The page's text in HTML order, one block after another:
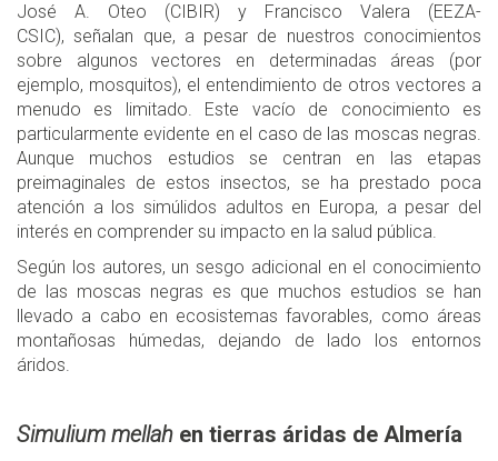
José A. Oteo (CIBIR) y Francisco Valera (EEZA-
CSIC), señalan que, a pesar de nuestros conocimientos
sobre algunos vectores en determinadas áreas (por
ejemplo, mosquitos), el entendimiento de otros vectores a
menudo es limitado. Este vacío de conocimiento es
particularmente evidente en el caso de las moscas negras.
Aunque muchos estudios se centran en las etapas
preimaginales de estos insectos, se ha prestado poca
atención a los simúlidos adultos en Europa, a pesar del
interés en comprender su impacto en la salud pública.
Según los autores, un sesgo adicional en el conocimiento
de las moscas negras es que muchos estudios se han
llevado a cabo en ecosistemas favorables, como áreas
montañosas húmedas, dejando de lado los entornos
áridos.
Simulium mellah en tierras áridas de Almería